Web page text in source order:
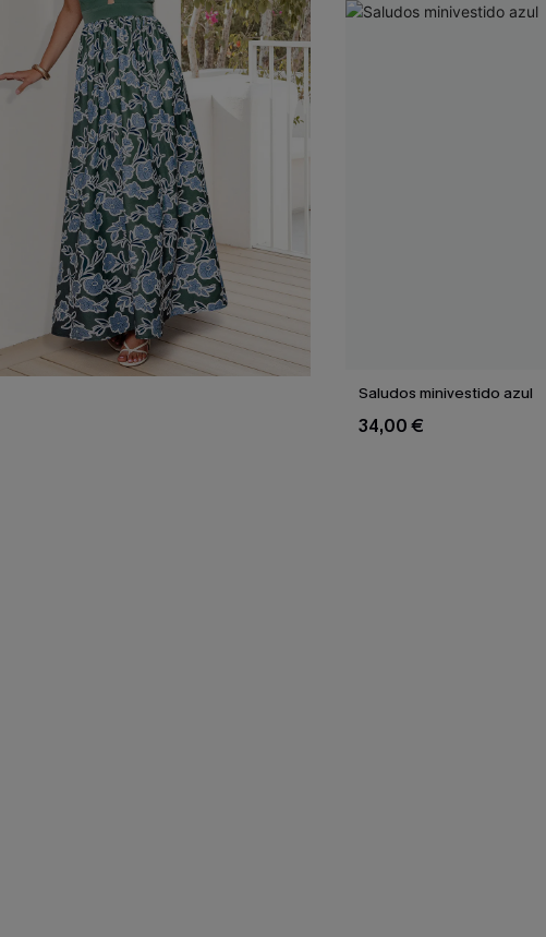
Saludos minivestido azul
34,00 €